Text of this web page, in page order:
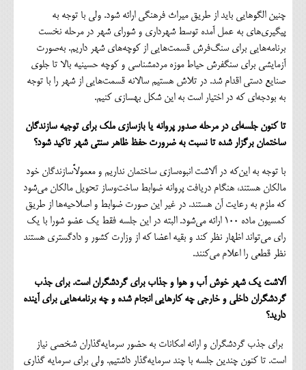
چنین الگوهایی باید از طریق میراث فرهنگی ارائه شود. ولی با توجه به
پیگیری‌های به عمل آمده توسط شهرداری و شورای شهر در مرحله نخست
برنامه‌هایی برای سنگ‌فرش قسمت‌هایی از کوچه‌های شهر داریم. به‌صورت
آزمایشی برای سنگفرش حیاط موزه مردمشناسی و کوچه حسینیه بالا تا جلوی
صنایع دستی اقدام شد. در تلاش هستیم سالانه قسمت‌هایی از شهر را با توجه
به بودجه‌ای که در اختیار است به این شکل بهسازی کنیم.
تا کنون جلسه‌ای در مرحله صدور پروانه یا بازسازی ملک برای توجیه سازندگان
ساختمان برگزار شده تا نسبت به ضرورت حفظ ظاهر سنتی شهر تاکید شود؟
با توجه به این‌که در آلاشت انبوه‌سازی ساختمان نداریم و معمولاًسازندگان خود
مالکان هستند، هنگام دریافت پروانه ضوابط ساخت‌و‌ساز تحویل مالکان می‌شود
که ملزم به رعایت آن هستند. در غیر این صورت ضوابط و اصلاحیه‌ها از طریق
کمسیون ماده 100 ارائه می‌شود. البته در این جلسه فقط یک عضو شورا با یک
رای می‌تواند اظهار نظر کند و بقیه اعضا که از وزارت کشور و دادگستری هستند
نظر قطعی را اعلام می‌کنند.
آلاشت یک شهر خوش آب و هوا و جذاب برای گردشگران است. برای جذب
گردشگران داخلی و خارجی چه کارهایی انجام شده و چه برنامه‌هایی برای آینده
دارید؟
برای جذب گردشگران و ارائه امکانات به حضور سرمایه‌گذاران شخصی نیاز
است. تا کنون چندین جلسه با چند سرمایه‌گذار داشتیم. ولی برای سرمایه گذاری